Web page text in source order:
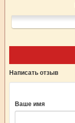
Написать отзыв
Ваше имя